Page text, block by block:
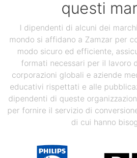
questi
I dipendenti di alcuni dei
mondo si affidano a Zamzar per
modo sicuro ed efficiente,
formati necessari per il lavoro
corporazioni globali e aziende
educativi rispettati e alle
dipendenti di queste
per fornire il servizio di
di cui hanno